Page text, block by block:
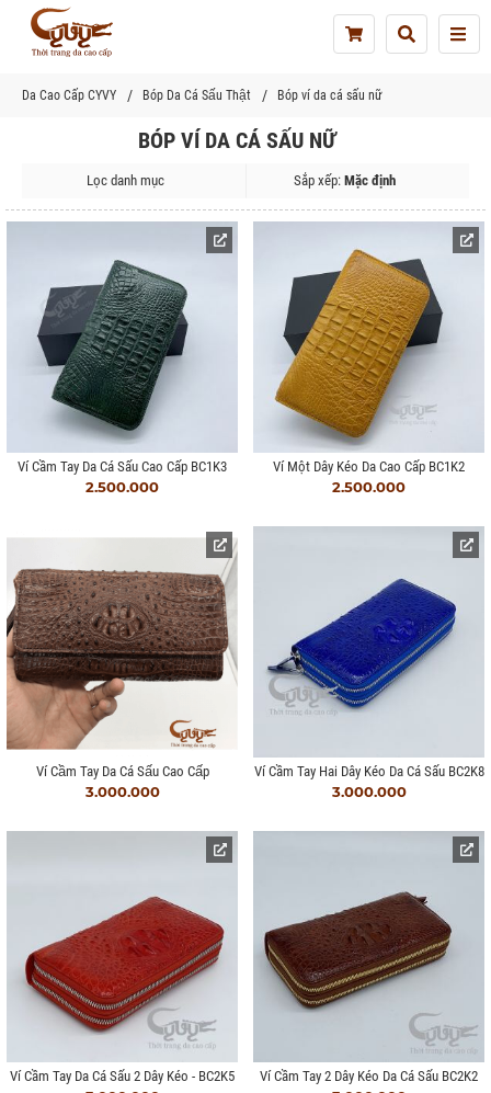
Da Cao Cấp CYVY Bóp Da Cá Sấu Thật Bóp ví da cá sấu nữ
BÓP VÍ DA CÁ SẤU NỮ
Lọc danh mục Sắp xếp:Mặc định
Ví Cầm Tay Da Cá Sấu Cao Cấp BC1K3
2.500.000
Ví Một Dây Kéo Da Cao Cấp BC1K2
2.500.000
Ví Cầm Tay Da Cá Sấu Cao Cấp
3.000.000
Ví Cầm Tay Hai Dây Kéo Da Cá Sấu BC2K8
3.000.000
Ví Cầm Tay Da Cá Sấu 2 Dây Kéo - BC2K5 Ví Cầm Tay 2 Dây Kéo Da Cá Sấu BC2K2